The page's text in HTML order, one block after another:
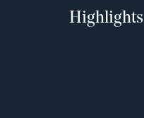
Highlights